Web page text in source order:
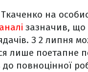
на
зазначив, що
З 2 липня
лише поетапне
до повноцінної